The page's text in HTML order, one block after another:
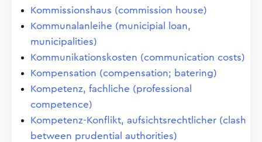
Kommissionshaus (commission house)
Kommunalanleihe (municipial loan,
municipalities)
Kommunikationskosten (communication costs)
Kompensation (compensation; batering)
Kompetenz, fachliche (professional
competence)
Kompetenz-Konflikt, aufsichtsrechtlicher (clash
between prudential authorities)